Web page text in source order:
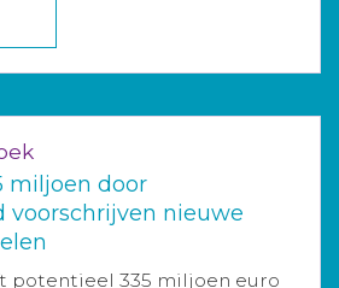
miljoen door
voorschrijven nieuwe
potentieel 335 miljoen euro